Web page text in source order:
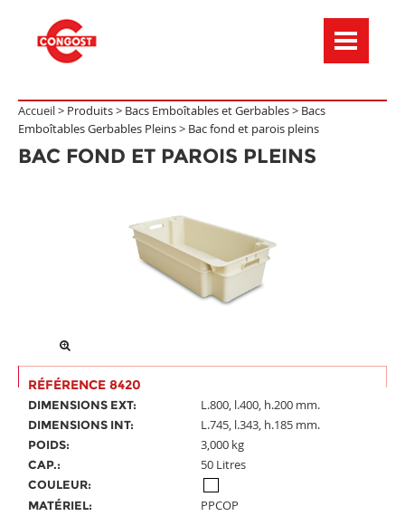
Accueil > Produits> Bacs Emboîtables et Gerbables> Bacs
Emboîtables Gerbables Pleins> Bac fond et parois pleins
BAC FOND ET PAROIS PLEINS
RÉFÉRENCE 8420
DIMENSIONS EXT: L.800, l.400, h.200 mm.
DIMENSIONS INT: L.745, l.343, h.185 mm.
POIDS: 3,000 kg
CAP.: 50 Litres
COULEUR:
MATÉRIEL:
PPCOP